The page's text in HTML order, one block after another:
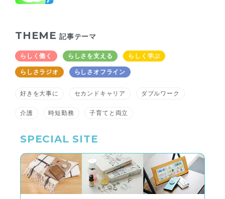
THEME 記事テーマ
らしく働く らしさを支える らしく学ぶ
らしさラジオ らしさオフライン
好きを大事に セカンドキャリア ダブルワーク
介護 時短勤務 子育てと両立
SPECIAL SITE